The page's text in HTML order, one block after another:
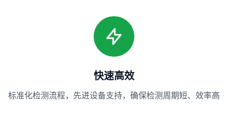
快速高效
标准化检测流程，先进设备支持，确保检测周期短、效率高